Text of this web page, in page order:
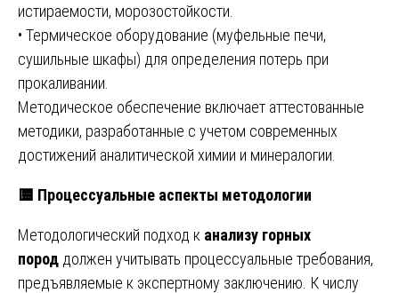
истираемости, морозостойкости.
• Термическое оборудование (муфельные печи,
сушильные шкафы) для определения потерь при
прокаливании.
Методическое обеспечение включает аттестованные
методики, разработанные с учетом современных
достижений аналитической химии и минералогии.
🟨 Процессуальные аспекты методологии
Методологический подход к анализу горных
пород должен учитывать процессуальные требования,
предъявляемые к экспертному заключению. К числу